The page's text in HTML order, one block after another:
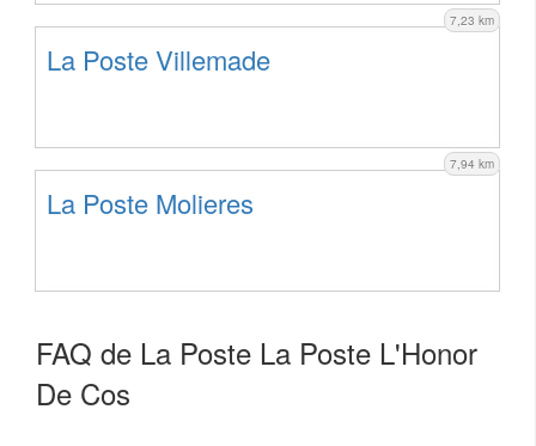
7,23 km
La Poste Villemade
7,94 km
La Poste Molieres
FAQ de La Poste La Poste L'Honor
De Cos